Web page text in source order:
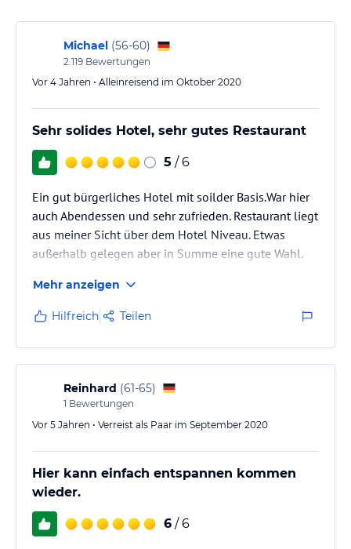
Michael (56-60)
2.119 Bewertungen
Vor 4 Jahren • Alleinreisend im Oktober 2020
Sehr solides Hotel, sehr gutes Restaurant
5 / 6
Ein gut bürgerliches Hotel mit soilder Basis.War hier
auch Abendessen und sehr zufrieden. Restaurant liegt
aus meiner Sicht über dem Hotel Niveau. Etwas
außerhalb gelegen aber in Summe eine gute Wahl.
Mehr anzeigen
Hilfreich Teilen
Reinhard (61-65)
1 Bewertungen
Vor 5 Jahren • Verreist als Paar im September 2020
Hier kann einfach entspannen kommen
wieder.
6 / 6